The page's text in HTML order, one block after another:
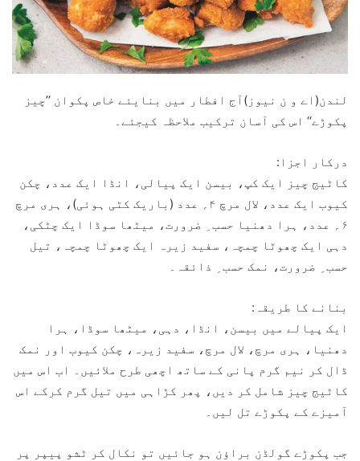
لندن(اے و ن نیوز)آج افطار میں بنایئے خاص پکوان ’’چیز
پکوڑے‘‘ اس کی آسان ترکیب ملاحظہ کیجئے۔
درکار اجزا:
کاٹیج چیز ایک کپ، بیسن ایک پیالی، انڈا ایک عدد، چکن
کیوب ایک عدد، لال مرچ ۴؍ عدد (باریک کٹی ہوئی)، ہری مرچ
۶؍ عدد، ہرا دھنیا حسب ِ ضرورت، میٹھا سوڈا ایک چٹکی،
دہی ایک چھوٹا چمچہ، سفید زیرہ ایک چھوٹا چمچہ، تیل
حسب ِ ضرورت، نمک حسب ِ ذائقہ۔
بنانے کا طریقہ:
ایک پیالے میں بیسن، انڈا، دہی، میٹھا سوڈا، ہرا
دھنیا، ہری مرچ، لال مرچ، سفید زیرہ، چکن کیوب اور نمک
ڈال کر نیم گرم پانی کے ساتھ اچھی طرح ملائیں۔ اب اس میں
کاٹیج چیز شامل کر دیں، پھر کڑاہی میں تیل گرم کرکے اس
آمیزے کے پکوڑے تل لیں۔
جب پکوڑے گولڈن براؤن ہو جائیں تو نکال کر ٹشو پیپر پر